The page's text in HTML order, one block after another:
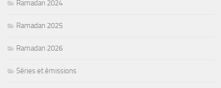
Ramadan 2024
Ramadan 2025
Ramadan 2026
Séries et émissions